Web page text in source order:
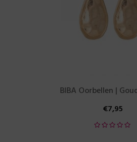
BIBA Oorbellen |
€7,95